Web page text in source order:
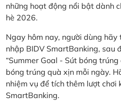
những hoạt động nổi bật dành
hè 2026.
Ngay hôm nay, người dùng
nhập BIDV SmartBanking, sau
“Summer Goal - Sút bóng
bóng trúng quà xịn mỗi ngày.
nhiệm vụ để tích thêm lượt chơi
SmartBanking.